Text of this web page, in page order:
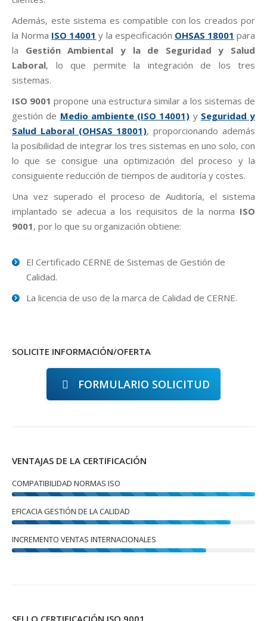
Además, este sistema es compatible con los creados por
la Norma ISO 14001 y la especificación OHSAS 18001 para
la Gestión Ambiental y la de Seguridad y Salud
Laboral, lo que permite la integración de los tres
sistemas.
ISO 9001 propone una estructura similar a los sistemas de
gestión de Medio ambiente (ISO 14001) y Seguridad y
Salud Laboral (OHSAS 18001), proporcionando además
la posibilidad de integrar los tres sistemas en uno solo, con
lo que se consigue una optimización del proceso y la
consiguiente reducción de tiempos de auditoría y costes.
Una vez superado el proceso de Auditoría, el sistema
implantado se adecua a los requisitos de la norma ISO
9001, por lo que su organización obtiene:
El Certificado CERNE de Sistemas de Gestión de
Calidad.
La licencia de uso de la marca de Calidad de CERNE.
SOLICITE INFORMACIÓN/OFERTA
FORMULARIO SOLICITUD
VENTAJAS DE LA CERTIFICACIÓN
COMPATIBILIDAD NORMAS ISO
EFICACIA GESTIÓN DE LA CALIDAD
INCREMENTO VENTAS INTERNACIONALES
SELLO CERTIFICACIÓN ISO 9001